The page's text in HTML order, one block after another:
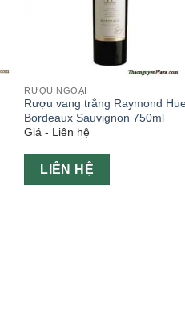
RƯỢU NGOẠI
Rượu vang trắng Raymond
Bordeaux Sauvignon 750ml
Giá - Liên hệ
LIÊN HỆ